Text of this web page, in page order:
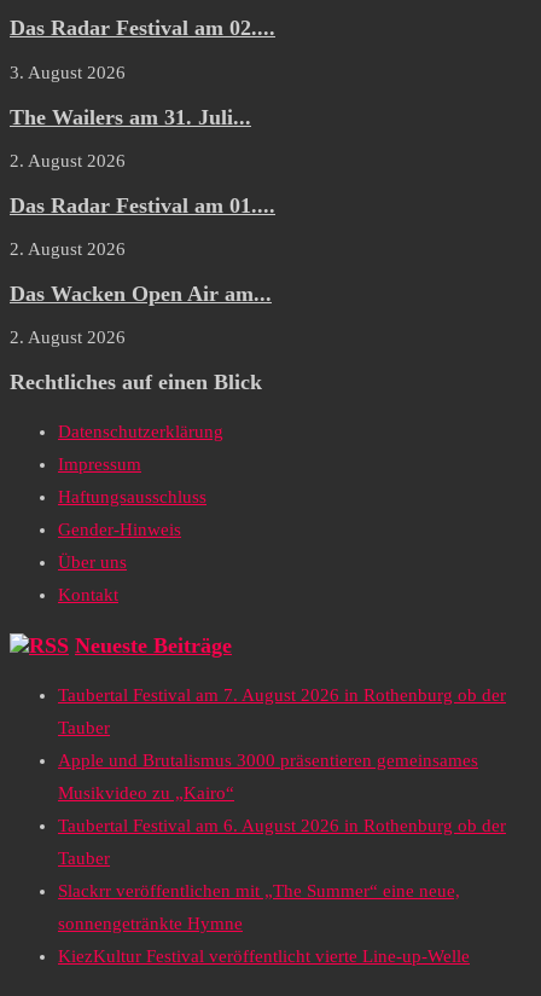
Das Radar Festival am 02....
3. August 2026
The Wailers am 31. Juli...
2. August 2026
Das Radar Festival am 01....
2. August 2026
Das Wacken Open Air am...
2. August 2026
Rechtliches auf einen Blick
Datenschutzerklärung
Impressum
Haftungsausschluss
Gender-Hinweis
Über uns
Kontakt
Neueste Beiträge
Taubertal Festival am 7. August 2026 in Rothenburg ob der
Tauber
Apple und Brutalismus 3000 präsentieren gemeinsames
Musikvideo zu „Kairo“
Taubertal Festival am 6. August 2026 in Rothenburg ob der
Tauber
Slackrr veröffentlichen mit „The Summer“ eine neue,
sonnengetränkte Hymne
KiezKultur Festival veröffentlicht vierte Line-up-Welle